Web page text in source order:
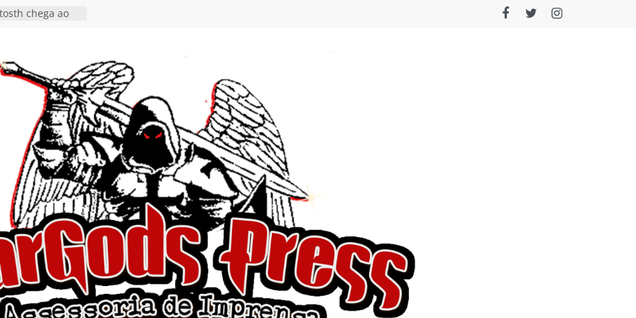
chega ao
show em
Autoral” e
do novo single
de uma
do EP
I Begin”
o single “Keep
e detalha
álbum
detalha a
Rig” definitivo
Hell’s Heroes